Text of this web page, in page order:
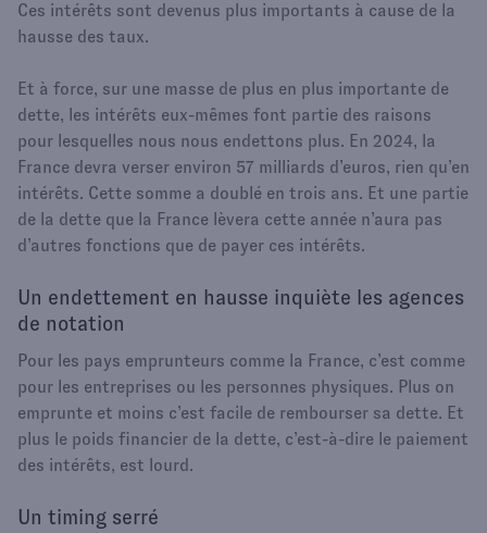
Ces intérêts sont devenus plus importants à cause de la
hausse des taux.
Et à force, sur une masse de plus en plus importante de
dette, les intérêts eux-mêmes font partie des raisons
pour lesquelles nous nous endettons plus. En 2024, la
France devra verser environ 57 milliards d’euros, rien qu’en
intérêts. Cette somme a doublé en trois ans. Et une partie
de la dette que la France lèvera cette année n’aura pas
d’autres fonctions que de payer ces intérêts.
Un endettement en hausse inquiète les agences
de notation
Pour les pays emprunteurs comme la France, c’est comme
pour les entreprises ou les personnes physiques. Plus on
emprunte et moins c’est facile de rembourser sa dette. Et
plus le poids financier de la dette, c’est-à-dire le paiement
des intérêts, est lourd.
Un timing serré